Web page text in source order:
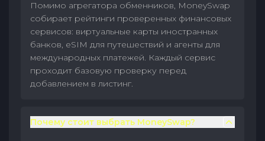
Помимо агрегатора обменников, MoneySwap
собирает рейтинги проверенных финансовых
сервисов: виртуальные карты иностранных
банков, eSIM для путешествий и агенты для
международных платежей. Каждый сервис
проходит базовую проверку перед
добавлением в листинг.
Почему стоит выбрать MoneySwap?